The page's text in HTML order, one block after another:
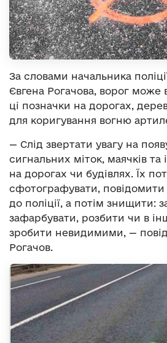
За словами начальника
Євгена Рогачова, ворог може
ці позначки на дорогах,
для коригування вогню
— Слід звертати увагу на
сигнальних міток, маячків
на дорогах чи будівлях. Їх
сфотографувати, повідомити
до поліції, а потім знищити:
зафарбувати, розбити чи в
зробити невидимими, —
Рогачов.